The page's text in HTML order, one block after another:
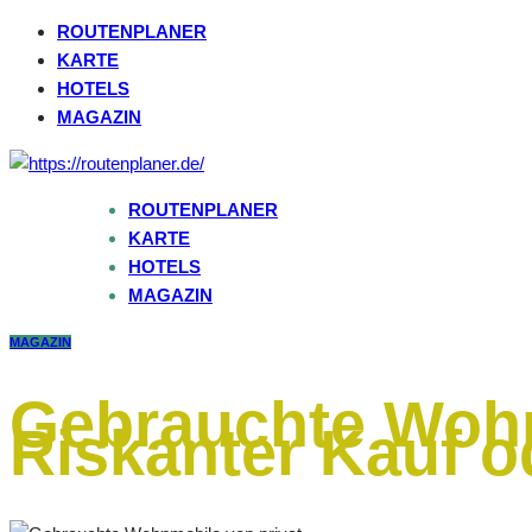
ROUTENPLANER
KARTE
HOTELS
MAGAZIN
ROUTENPLANER
KARTE
HOTELS
MAGAZIN
MAGAZIN
Gebrauchte
Riskanter Kauf